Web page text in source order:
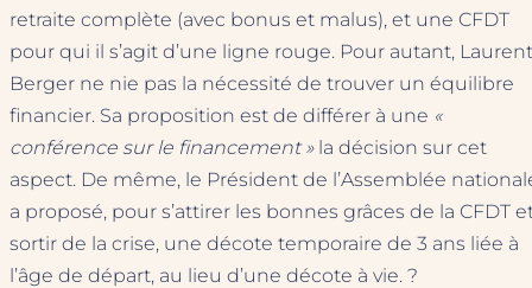
retraite complète (avec bonus et malus), et une CFDT
pour qui il s’agit d’une ligne rouge. Pour autant, Laurent
Berger ne nie pas la nécessité de trouver un équilibre
financier. Sa proposition est de différer à une «
conférence sur le financement »la décision sur cet
aspect. De même, le Président de l’Assemblée
a proposé, pour s’attirer les bonnes grâces de la CFDT
sortir de la crise, une décote temporaire de 3 ans liée à
l’âge de départ, au lieu d’une décote à vie. ?